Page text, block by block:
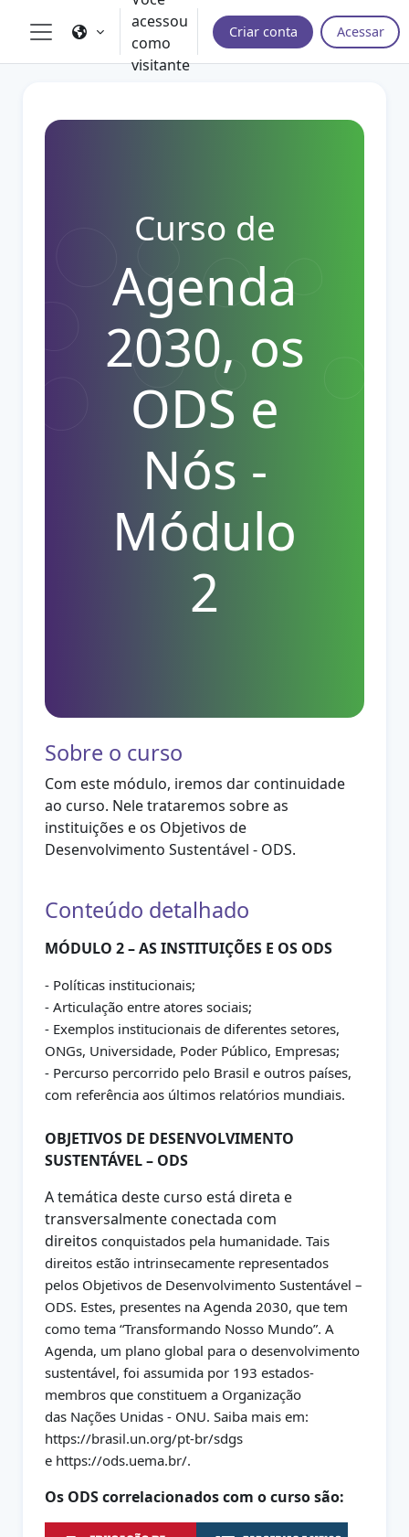
Ir para o conteúdo principal
Painel lateral
acessou
como
visitante
Criar conta Acessar
Curso de
Agenda
2030, os
ODS e
Nós -
Módulo
2
Sobre o curso
Com este módulo, iremos dar continuidade
ao curso. Nele trataremos sobre as
instituições e os Objetivos de
Desenvolvimento Sustentável - ODS.
Conteúdo detalhado
MÓDULO 2 – AS INSTITUIÇÕES E OS ODS
- Políticas institucionais;
- Articulação entre atores sociais;
- Exemplos institucionais de diferentes setores,
ONGs, Universidade, Poder Público, Empresas;
- Percurso percorrido pelo Brasil e outros países,
com referência aos últimos relatórios mundiais.
OBJETIVOS DE DESENVOLVIMENTO
SUSTENTÁVEL – ODS
A temática deste curso está direta e
transversalmente conectada com
direitosconquistados pela humanidade. Tais
direitos estão intrinsecamente representados
pelos Objetivos de Desenvolvimento Sustentável –
ODS. Estes, presentes na Agenda 2030, que tem
como tema “Transformando Nosso Mundo”. A
Agenda, um plano global para o desenvolvimento
sustentável, foiassumida por 193 estados-
membros que constituem a Organização
das Nações Unidas - ONU. Saiba mais em:
https://brasil.un.org/pt-br/sdgs
e https://ods.uema.br/.
Os ODS correlacionados com o curso são: